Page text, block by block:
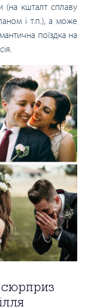
(на кшталт сплаву
і т.п.), а може
поїздка на